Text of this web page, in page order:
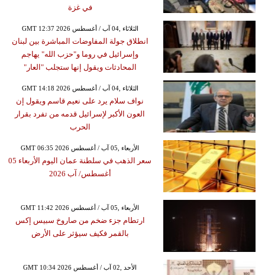
في غزة
GMT 12:37 2026 الثلاثاء ,04 آب / أغسطس
انطلاق جولة المفاوضات المباشرة بين لبنان
وإسرائيل في روما و"حزب الله" يهاجم
المحادثات ويقول إنها ستجلب "العار"
GMT 14:18 2026 الثلاثاء ,04 آب / أغسطس
نواف سلام يرد على نعيم قاسم ويقول إن
العون الأكبر لإسرائيل قدمه من تفرد بقرار
الحرب
GMT 06:35 2026 الأربعاء ,05 آب / أغسطس
سعر الذهب في سلطنة عمان اليوم الأربعاء 05
أغسطس/ آب 2026
GMT 11:42 2026 الأربعاء ,05 آب / أغسطس
ارتطام جزء ضخم من صاروخ سبيس إكس
بالقمر فكيف سيؤثر على الأرض
GMT 10:34 2026 الأحد ,02 آب / أغسطس